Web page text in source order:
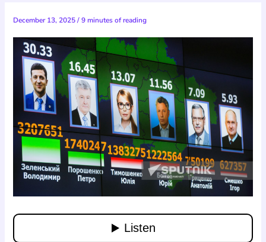
December 13, 2025/9 minutes of reading